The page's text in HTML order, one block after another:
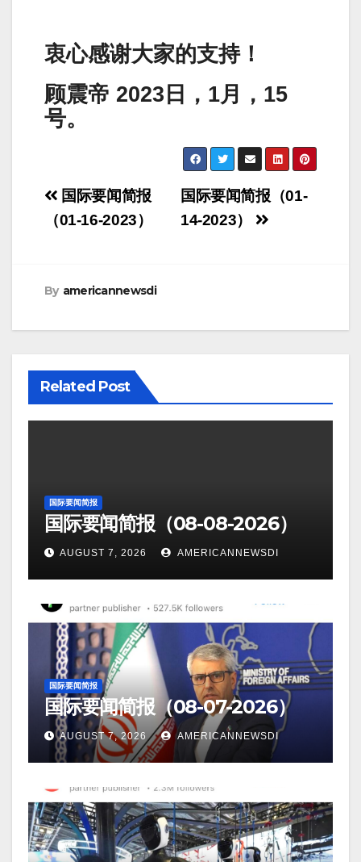
衷心感谢大家的支持！
顾震帝 2023日，1月，15
号。
Post
navigation
国际要闻简报（01-
14-2023）
国际要闻简报
（01-16-2023）
By americannewsdi
Related Post
国际要闻简报
国际要闻简报（08-08-2026）
AUGUST 7, 2026 AMERICANNEWSDI
国际要闻简报
国际要闻简报（08-07-2026）
AUGUST 7, 2026 AMERICANNEWSDI